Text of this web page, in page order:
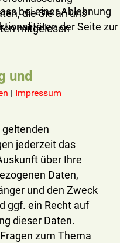
die Sie an uns
mitgelesen
und
geltenden
jederzeit das
über Ihre
Daten,
und den Zweck
ggf. ein Recht auf
dieser Daten.
zum Thema
bei einer Ablehnung
der Seite zur
| Impressum